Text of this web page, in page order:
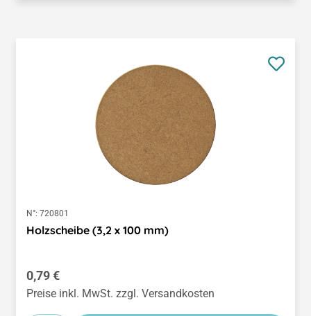
N°: 720801
Holzscheibe (3,2 x 100 mm)
Regulärer Preis:
0,79 €
Preise inkl. MwSt. zzgl. Versandkosten